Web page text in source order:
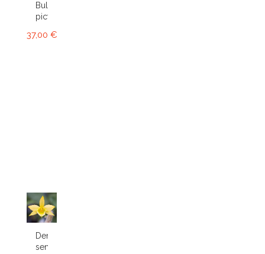
Bulbophyllum
picturatum
37,00 €
Dendrobium
senile